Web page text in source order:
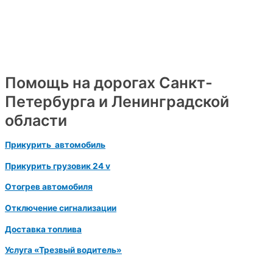
Помощь на дорогах Санкт-
Петербурга и Ленинградской
области
Прикурить автомобиль
Прикурить грузовик 24 v
Отогрев автомобиля
Отключение сигнализации
Доставка топлива
Услуга «Трезвый водитель»